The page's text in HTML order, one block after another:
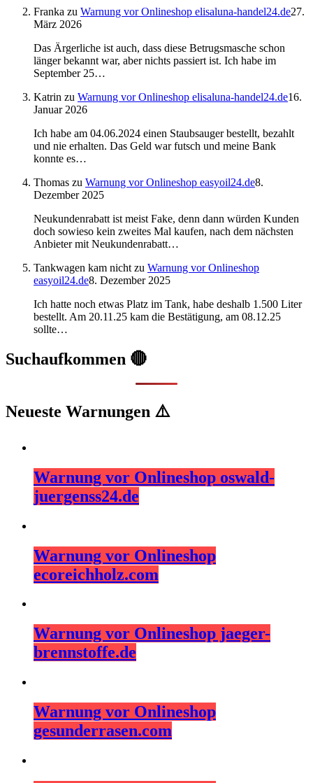
Franka zu Warnung vor Onlineshop elisaluna-handel24.de27.
März 2026
Das Ärgerliche ist auch, dass diese Betrugsmasche schon
länger bekannt war, aber nichts passiert ist. Ich habe im
September 25…
Katrin zu Warnung vor Onlineshop elisaluna-handel24.de16.
Januar 2026
Ich habe am 04.06.2024 einen Staubsauger bestellt, bezahlt
und nie erhalten. Das Geld war futsch und meine Bank
konnte es…
Thomas zu Warnung vor Onlineshop easyoil24.de8.
Dezember 2025
Neukundenrabatt ist meist Fake, denn dann würden Kunden
doch sowieso kein zweites Mal kaufen, nach dem nächsten
Anbieter mit Neukundenrabatt…
Tankwagen kam nicht zu Warnung vor Onlineshop
easyoil24.de8. Dezember 2025
Ich hatte noch etwas Platz im Tank, habe deshalb 1.500 Liter
bestellt. Am 20.11.25 kam die Bestätigung, am 08.12.25
sollte…
Suchaufkommen 🔴
Neueste Warnungen ⚠️
Warnung vor Onlineshop oswald-
juergenss24.de
Warnung vor Onlineshop
ecoreichholz.com
Warnung vor Onlineshop jaeger-
brennstoffe.de
Warnung vor Onlineshop
gesunderrasen.com